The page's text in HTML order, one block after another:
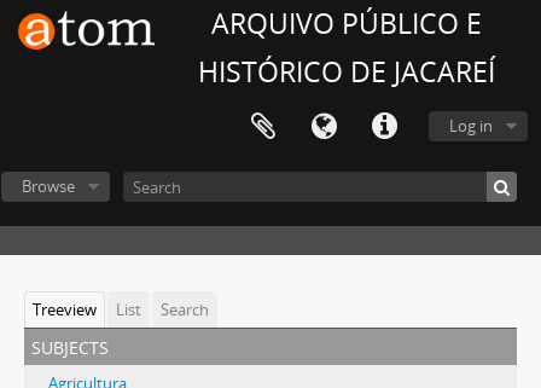
ARQUIVO PÚBLICO E
HISTÓRICO DE JACAREÍ
Log in
Browse
Treeview List Search
subjects
Agricultura